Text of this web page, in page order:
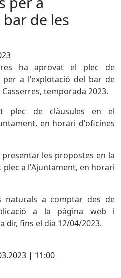
de les
ha aprovat el plec de
per a l'explotació del bar de
temporada 2023.
plec de clàusules en el
en horari d'oficines
les propostes en la
a l'Ajuntament, en horari
naturals a comptar des de
a la pàgina web i
dir, fins el dia 12/04/2023.
| 11:00